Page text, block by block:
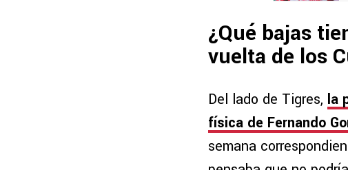
¿Qué bajas
vuelta de los
Del lado de Tigres, la
física de Fernando
semana